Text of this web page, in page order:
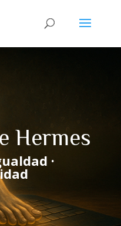
Hermes
·